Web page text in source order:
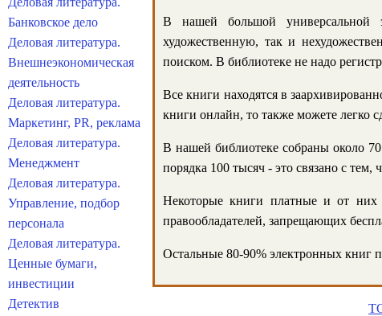
В нашей большой универсальной
художественную, так и
поиском. В библиотеке не надо
Все книги находятся в
книги онлайн, то также можете легко
В нашей библиотеке собраны около
порядка 100 тысяч - это связано с
Некоторые книги платные и от них
правообладателей, запрещающих
Остальные 80-90% электронных книг
Банковское дело
Деловая литература.
Внешнеэкономическая
деятельность
Деловая литература.
Маркетинг, PR, реклама
Деловая литература.
Менеджмент
Деловая литература.
Управление, подбор
персонала
Деловая литература.
Ценные бумаги,
инвестиции
Детектив